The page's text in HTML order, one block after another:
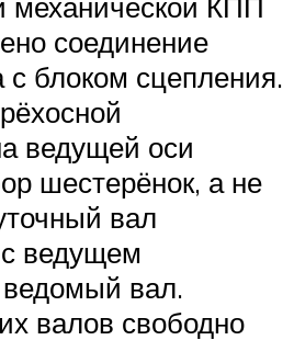
соединение
с блоком сцепления.
ведущей оси
шестерёнок, а не
вал
с ведущем
вал.
валов свободно